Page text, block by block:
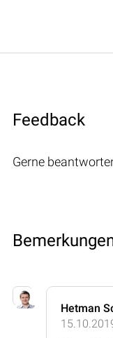
Feedback
Gerne
Hetman